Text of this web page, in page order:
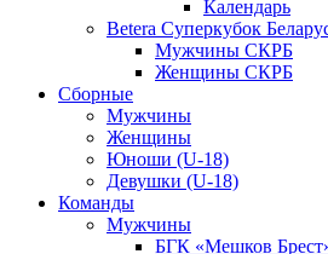
Календарь
Betera Суперкубок
Мужчины СКРБ
Женщины СКРБ
Сборные
Мужчины
Женщины
Юноши (U-18)
Девушки (U-18)
Команды
Мужчины
БГК «Мешков